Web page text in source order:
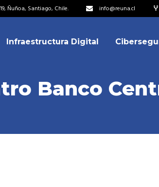
Ñuñoa, Santiago, Chile. info@reuna.cl
Acuerdos de Colaboración
Infraestructura Digital
Miembros
Directorio Banco